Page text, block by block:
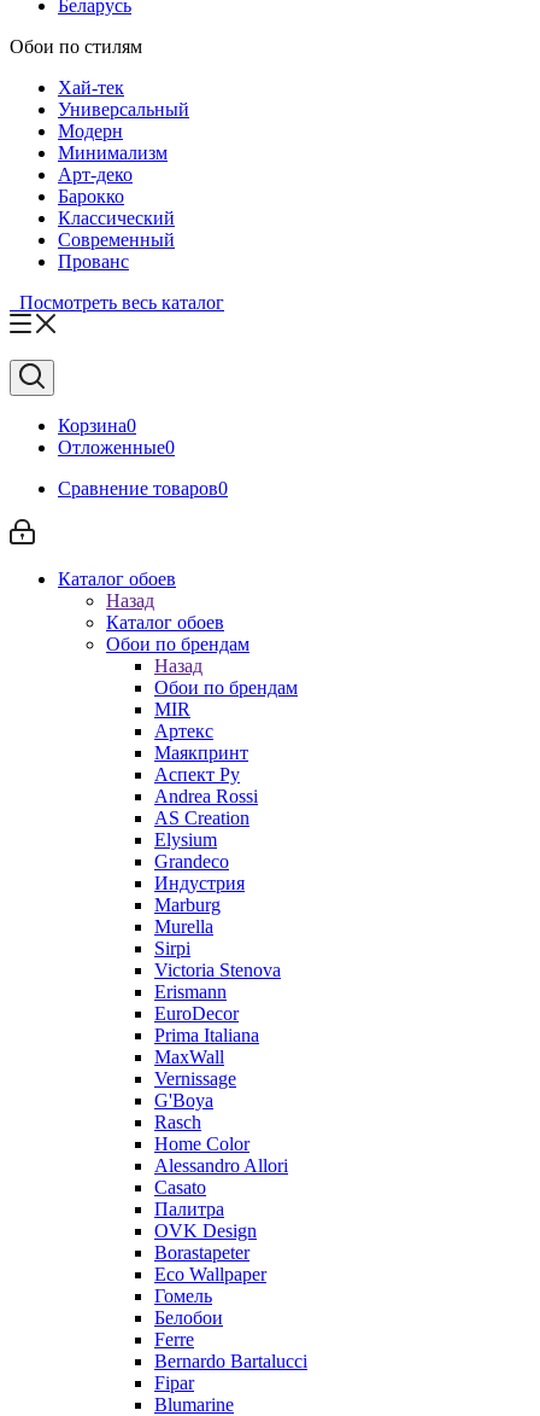
Беларусь
Обои по стилям
Хай-тек
Универсальный
Модерн
Минимализм
Арт-деко
Барокко
Классический
Современный
Прованс
Посмотреть весь каталог
Корзина0
Отложенные0
Сравнение товаров0
Каталог обоев
Назад
Каталог обоев
Обои по брендам
Назад
Обои по брендам
MIR
Артекс
Маякпринт
Аспект Ру
Andrea Rossi
AS Creation
Elysium
Grandeco
Индустрия
Marburg
Murella
Sirpi
Victoria Stenova
Erismann
EuroDecor
Prima Italiana
MaxWall
Vernissage
G'Boya
Rasch
Home Color
Alessandro Allori
Casato
Палитра
OVK Design
Borastapeter
Eco Wallpaper
Гомель
Белобои
Ferre
Bernardo Bartalucci
Fipar
Blumarine